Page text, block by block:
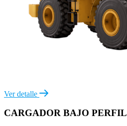
Ver detalle
CARGADOR BAJO PERFIL